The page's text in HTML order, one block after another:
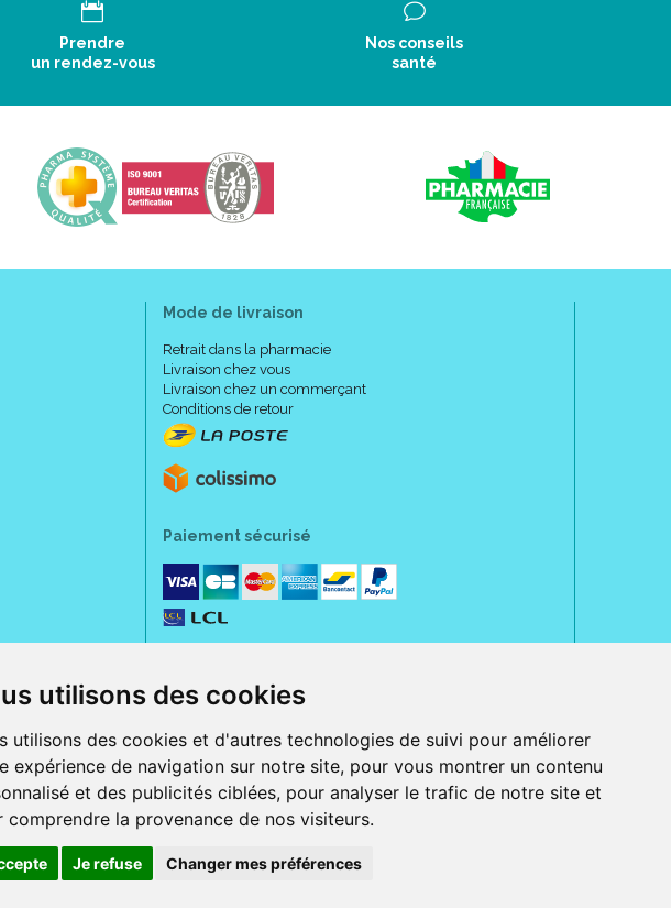
utilisons des cookies
utilisons des cookies et d'autres technologies de suivi pour améliorer
expérience de navigation sur notre site, pour vous montrer un contenu
et des publicités ciblées, pour analyser le trafic de notre site et
comprendre la provenance de nos visiteurs.
Je refuse Changer mes préférences
Prendre
un rendez-vous
Nos conseils
santé
Mode de livraison
Retrait dans la pharmacie
Livraison chez vous
Livraison chez un commerçant
Conditions de retour
Paiement sécurisé
de la pharmacie du centre, 32 rue Jeanne d' Harcourt, 80300 Albert.
médical. 1700 en médicaments sans ordonnance.
Colissimo et ses partenaires à l' étranger).
sur l' AppStore (pour iPhone, iPad et iPod touch), ou sur Google Play (pour Androïd 5.0 ou version